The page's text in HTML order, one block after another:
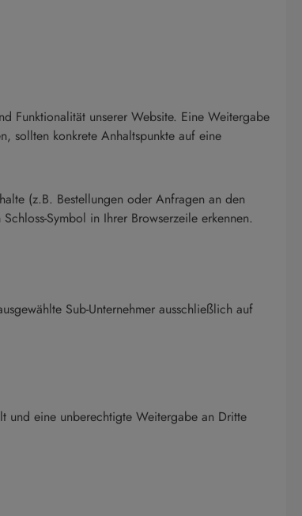
Funktionalität unserer Website. Eine Weitergabe
sollten konkrete Anhaltspunkte auf eine
(z.B. Bestellungen oder Anfragen an den
Symbol in Ihrer Browserzeile erkennen.
Sub-Unternehmer ausschließlich auf
und eine unberechtigte Weitergabe an Dritte